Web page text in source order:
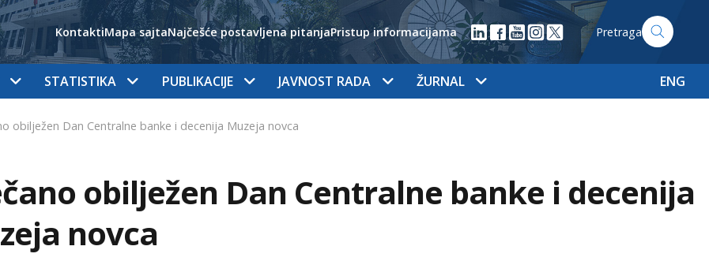
KontaktiMapa sajtaNajčešće postavljena pitanjaPristup informacijama Pretraga
STATISTIKA PUBLIKACIJE JAVNOST RADA ŽURNAL ENG
obilježen Dan Centralne banke i decenija Muzeja novca
obilježen Dan Centralne banke i decenija
novca